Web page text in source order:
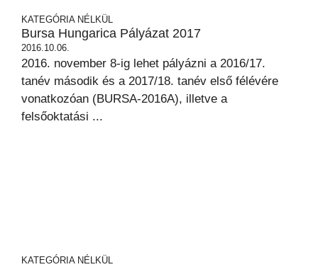
KATEGÓRIA NÉLKÜL
Bursa Hungarica Pályázat 2017
2016.10.06.
2016. november 8-ig lehet pályázni a 2016/17.
tanév második és a 2017/18. tanév első félévére
vonatkozóan (BURSA-2016A), illetve a
felsőoktatási ...
KATEGÓRIA NÉLKÜL